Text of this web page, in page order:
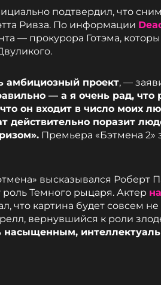
подтвердил, что
Ривза. По информации
— прокурора Готэма,
амбициозный проект, —
— а я очень рад, что
он входит в число моих
действительно поразит
Премьера «Бэтмена 2»
высказывался Роберт
Темного рыцаря. Актер
что картина будет совсем не
вернувшийся к роли
насыщенным,